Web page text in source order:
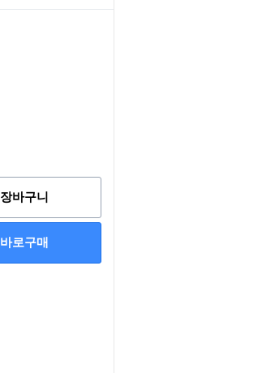
장바구니
바로구매